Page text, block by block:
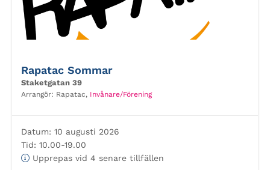
Rapatac Sommar
Staketgatan 39
Arrangör: Rapatac, Invånare/Förening
Datum: 10 augusti 2026
Tid: 10.00-19.00
Upprepas vid 4 senare tillfällen